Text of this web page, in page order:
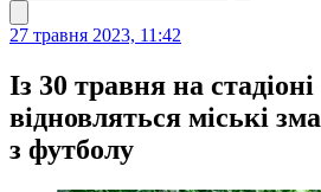
27 травня 2023, 11:42
Із 30 травня на
відновляться міські
з футболу